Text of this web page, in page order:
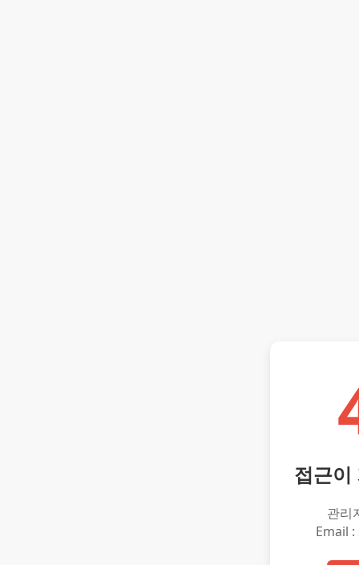
접근이
관리
Email